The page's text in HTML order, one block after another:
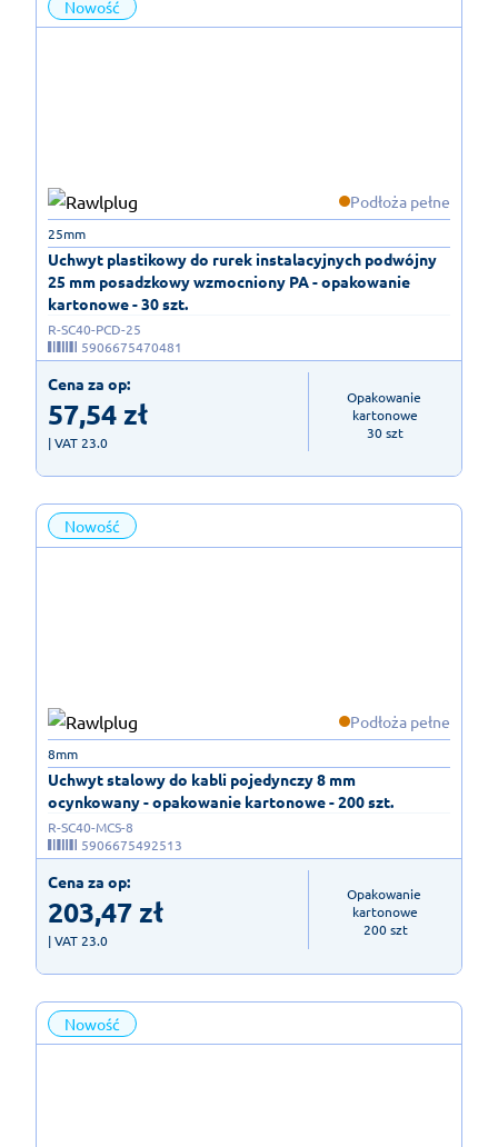
Nowość
Podłoża pełne
Uchwyt plastikowy do rurek instalacyjnych podwójny
25 mm posadzkowy wzmocniony PA - opakowanie
kartonowe - 30 szt.
25mm
R-SC40-PCD-25
5906675470481
Cena za op:
57,54zł
| VAT 23.0
Opakowanie
kartonowe
30 szt
Nowość
Podłoża pełne
Uchwyt stalowy do kabli pojedynczy 8 mm
ocynkowany - opakowanie kartonowe - 200 szt.
8mm
R-SC40-MCS-8
5906675492513
Cena za op:
203,47zł
| VAT 23.0
Opakowanie
kartonowe
200 szt
Nowość